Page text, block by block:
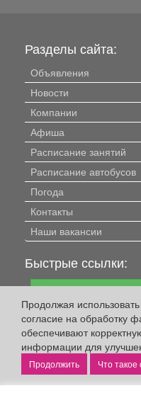
Продолжая
согласие на обработку
обеспечивают
информации для
Что такое
Разделы сайта:
Объявления
Новости
Компании
Афиша
Расписание занятий
Расписание автобусов
Погода
Контакты
Наши вакансии
Быстрые ссылки:
Установить
Личный кабинет
Подать объявление
Подать объявление в
Поздравить
Скачать газету